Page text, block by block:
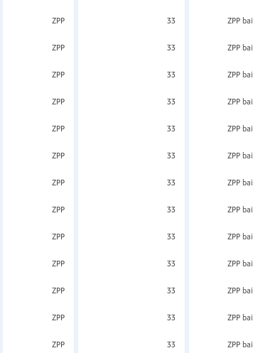
ZPP 33 ZPP
ZPP 33 ZPP
ZPP 33 ZPP
ZPP 33 ZPP
ZPP 33 ZPP
ZPP 33 ZPP
ZPP 33 ZPP
ZPP 33 ZPP
ZPP 33 ZPP
ZPP 33 ZPP
ZPP 33 ZPP
ZPP 33 ZPP
ZPP 33 ZPP